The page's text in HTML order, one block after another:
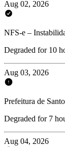
Aug 02, 2026
NFS-e –
Degraded for 10
Aug 03, 2026
Prefeitura de
Degraded for 7
Aug 04, 2026